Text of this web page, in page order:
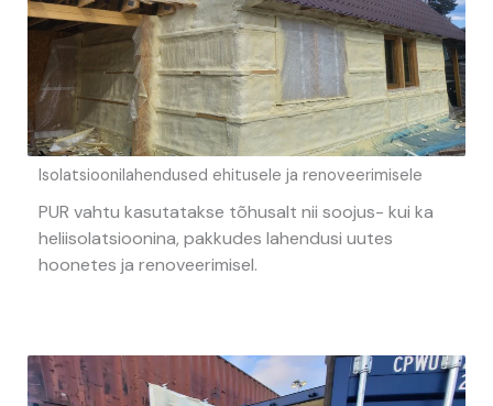
Isolatsioonilahendused ehitusele ja renoveerimisele
PUR vahtu kasutatakse tõhusalt nii soojus- kui ka
heliisolatsioonina, pakkudes lahendusi uutes
hoonetes ja renoveerimisel.